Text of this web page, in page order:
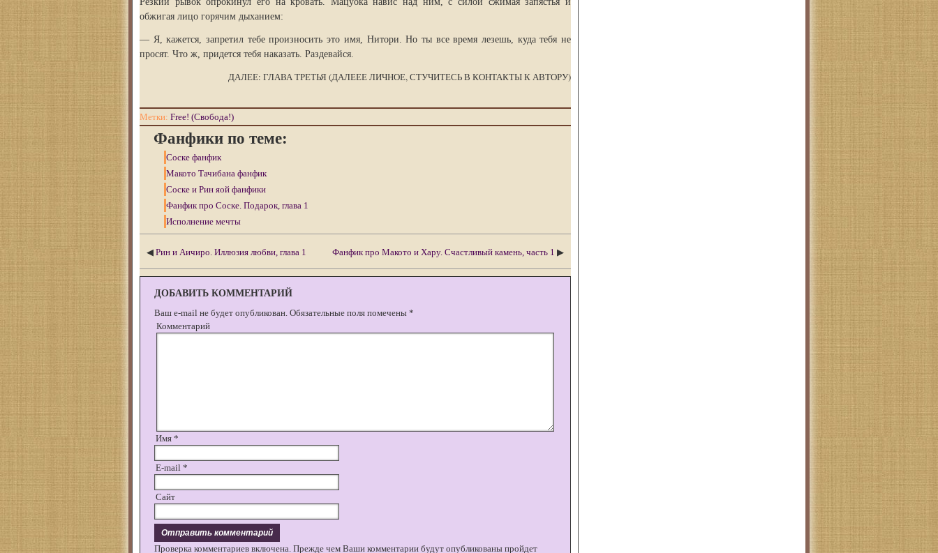
обжигая лицо горячим дыханием:
— Я, кажется, запретил тебе произносить это имя, Нитори. Но ты все время лезешь, куда тебя не
просят. Что ж, придется тебя наказать. Раздевайся.
ДАЛЕЕ: ГЛАВА ТРЕТЬЯ (ДАЛЕЕЕ ЛИЧНОЕ, СТУЧИТЕСЬ В КОНТАКТЫ К АВТОРУ)
Метки: Free! (Свобода!)
Фанфики по теме:
Соске фанфик
Макото Тачибана фанфик
Соске и Рин яой фанфики
Фанфик про Соске. Подарок, глава 1
Исполнение мечты
◀ Рин и Аичиро. Иллюзия любви, глава 1 Фанфик про Макото и Хару. Счастливый камень, часть 1 ▶
ДОБАВИТЬ КОММЕНТАРИЙ
Ваш e-mail не будет опубликован. Обязательные поля помечены *
Комментарий
Имя *
E-mail *
Сайт
Проверка комментариев включена. Прежде чем Ваши комментарии будут опубликованы пройдет